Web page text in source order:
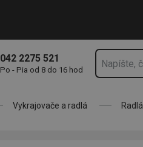
042 2275 521
Po - Pia od 8 do 16 hod
Vykrajovače a radlá Radlá